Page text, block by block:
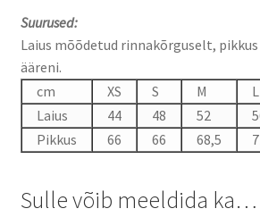
Suurused:
Laius mõõdetud rinnakõrguselt,
ääreni.
cm
XS S M L
Laius
44 48 52
Pikkus
66 66 68,5
Sulle võib meeldida ka…